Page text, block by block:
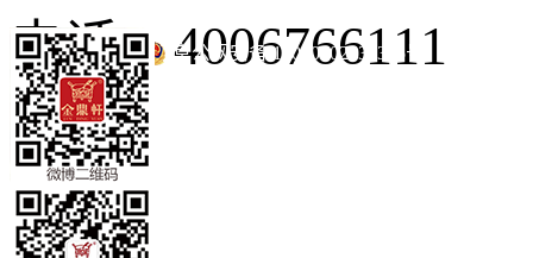
电话：4006766111
京公网安备 11010502035345号